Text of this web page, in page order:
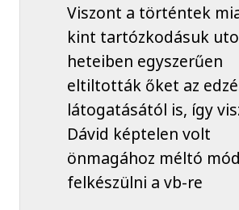
Viszont a történtek
kint tartózkodásuk
heteiben egyszerűen
eltiltották őket az
látogatásától is, így
Dávid képtelen volt
önmagához méltó
felkészülni a vb-re